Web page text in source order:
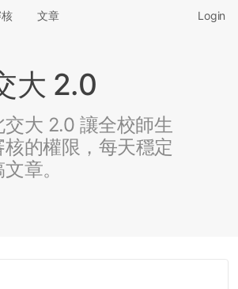
文章 Login
大 2.0
交大 2.0 讓全校師生
的權限，每天穩定
章。